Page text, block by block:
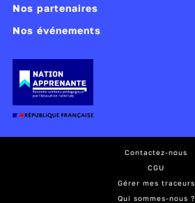
Nos partenaires
Nos événements
Contactez-nous
CGU
Gérer mes traceurs
Qui sommes-nous ?